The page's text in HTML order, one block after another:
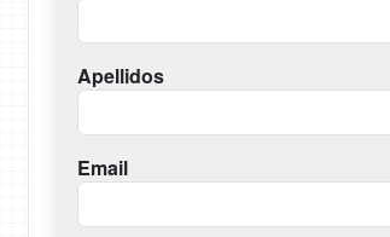
Apellidos
Email